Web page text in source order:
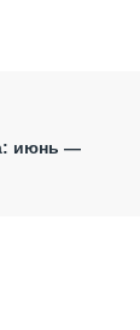
июнь —